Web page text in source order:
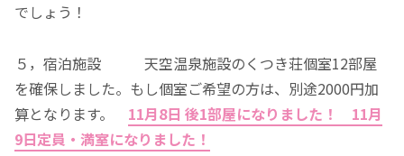
でしょう！
５，宿泊施設 天空温泉施設のくつき荘個室12部屋
を確保しました。もし個室ご希望の方は、別途2000円加
算となります。 11月8日 後1部屋になりました！ 11月
9日定員・満室になりました！